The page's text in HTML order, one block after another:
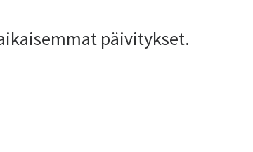
päivitykset.